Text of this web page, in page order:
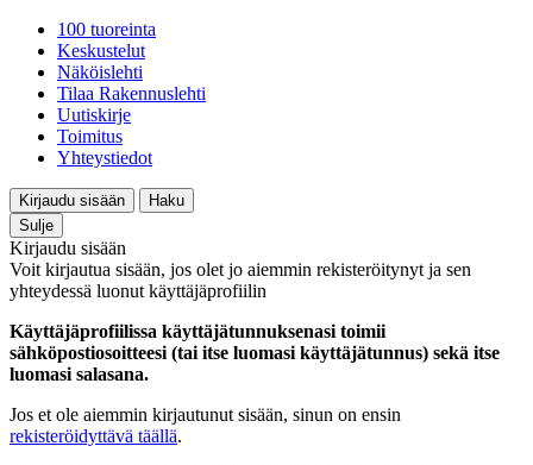
100 tuoreinta
Keskustelut
Näköislehti
Tilaa Rakennuslehti
Uutiskirje
Toimitus
Yhteystiedot
Kirjaudu sisään
Haku
Sulje
Kirjaudu sisään
Voit kirjautua sisään, jos olet jo aiemmin rekisteröitynyt ja sen
yhteydessä luonut käyttäjäprofiilin
Käyttäjäprofiilissa käyttäjätunnuksenasi toimii
sähköpostiosoitteesi (tai itse luomasi käyttäjätunnus) sekä itse
luomasi salasana.
Jos et ole aiemmin kirjautunut sisään, sinun on ensin
rekisteröidyttävä täällä.